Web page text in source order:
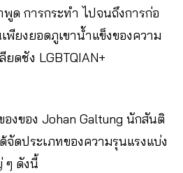
ด การกระทำ ไปจนถึงการก่อ
ยงยอดภูเขาน้ำแข็งของความ
ดชัง LGBTQIAN+
งของ Johan Galtung นักสันติ
จัดประเภทของความรุนแรงแบ่ง
ๆ ดังนี้